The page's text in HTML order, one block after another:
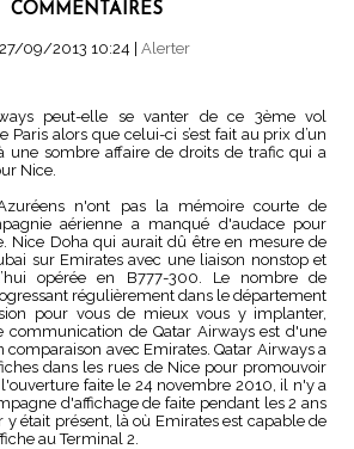
COMMENTAIRES
27/09/2013 10:24
Alerter
peut-elle se vanter de ce 3ème vol
Paris alors que celui-ci s’est fait au prix d’un
une sombre affaire de droits de trafic qui a
Nice.
n'ont pas la mémoire courte de
aérienne a manqué d'audace pour
Nice Doha qui aurait dû être en mesure de
sur Emirates avec une liaison nonstop et
opérée en B777-300. Le nombre de
régulièrement dans le département
pour vous de mieux vous y implanter,
communication de Qatar Airways est d'une
comparaison avec Emirates. Qatar Airways a
dans les rues de Nice pour promouvoir
faite le 24 novembre 2010, il n'y a
d'affichage de faite pendant les 2 ans
était présent, là où Emirates est capable de
au Terminal 2.